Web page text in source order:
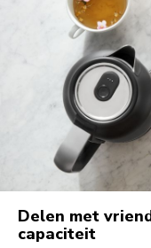
Delen met
capaciteit